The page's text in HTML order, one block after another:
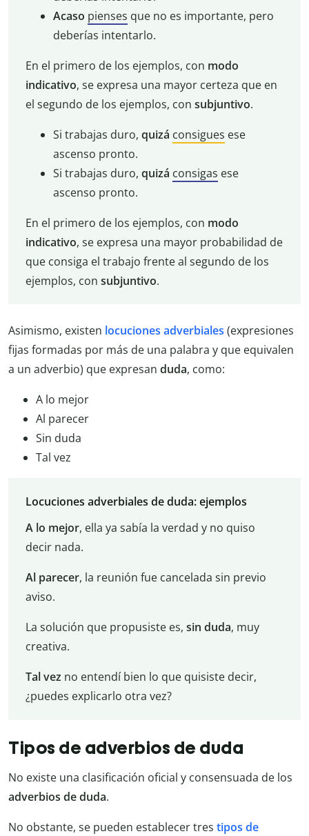
Acaso pienses que no es importante, pero
deberías intentarlo.
En el primero de los ejemplos, con modo
indicativo, se expresa una mayor certeza que en
el segundo de los ejemplos, con subjuntivo.
Si trabajas duro, quizá consigues ese
ascenso pronto.
Si trabajas duro, quizá consigas ese
ascenso pronto.
En el primero de los ejemplos, con modo
indicativo, se expresa una mayor probabilidad de
que consiga el trabajo frente al segundo de los
ejemplos, con subjuntivo.
Asimismo, existen locuciones adverbiales (expresiones
fijas formadas por más de una palabra y que equivalen
a un adverbio) que expresan duda, como:
A lo mejor
Al parecer
Sin duda
Tal vez
Locuciones adverbiales de duda: ejemplos
A lo mejor, ella ya sabía la verdad y no quiso
decir nada.
Al parecer, la reunión fue cancelada sin previo
aviso.
La solución que propusiste es, sin duda, muy
creativa.
Tal vezno entendí bien lo que quisiste decir,
¿puedes explicarlo otra vez?
Tipos de adverbios de duda
​​No existe una clasificación oficial y consensuada de los
adverbios de duda.
No obstante, se pueden establecer tres tipos de